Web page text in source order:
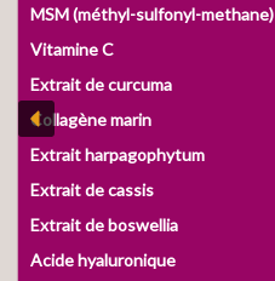
MSM (méthyl-sulfonyl-methane)
Vitamine C
Extrait de curcuma
Collagène marin
Extrait harpagophytum
Extrait de cassis
Extrait de boswellia
Acide hyaluronique